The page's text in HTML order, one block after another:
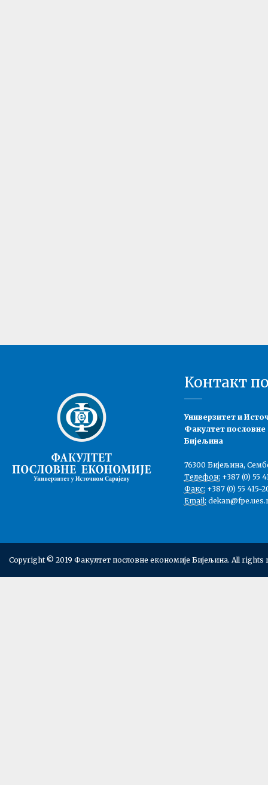
Контакт
Универзитет и
Факултет пословне
Бијељина
76300 Бијељина,
Телефон: +387 (0) 55
Факс: +387 (0) 55 415-
Email:
Copyright © 2019 Факултет пословне економије Бијељина. All rights